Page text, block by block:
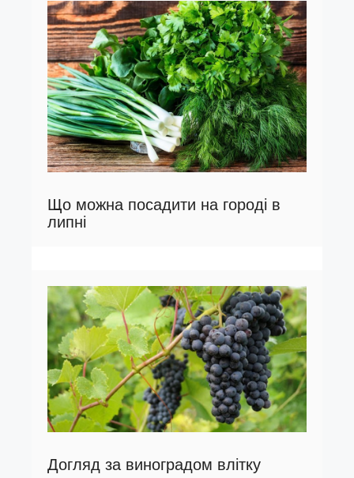
Що можна посадити на городі в
липні
Догляд за виноградом влітку